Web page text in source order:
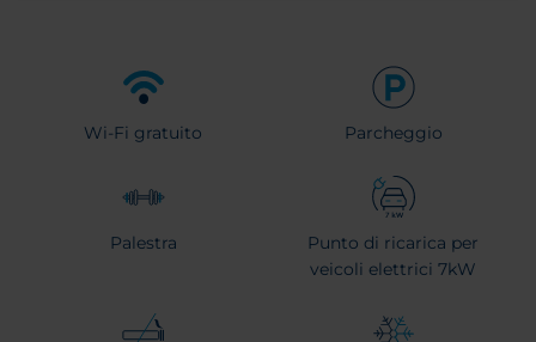
Wi-Fi gratuito Parcheggio
Palestra
Punto di ricarica per
veicoli elettrici 7kW